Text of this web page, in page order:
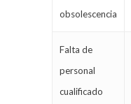
obsolescencia
Falta de
personal
cualificado